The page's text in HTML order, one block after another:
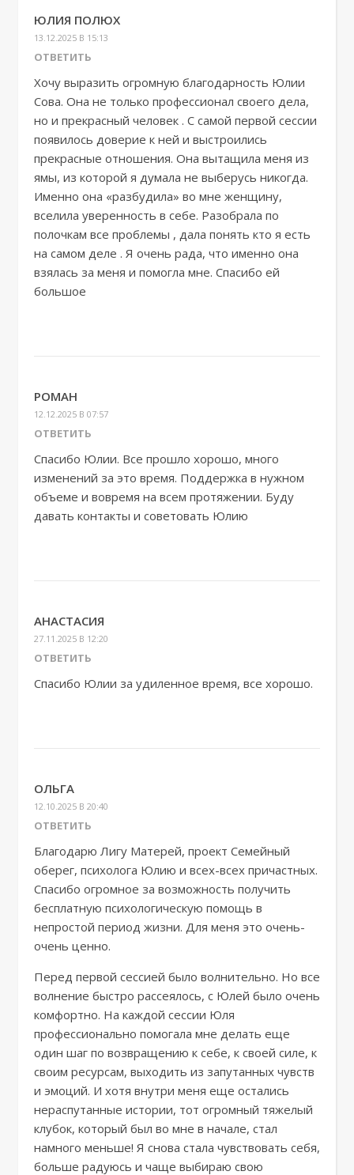
ЮЛИЯ ПОЛЮХ
13.12.2025 В 15:13
ОТВЕТИТЬ
Хочу выразить огромную благодарность Юлии
Сова. Она не только профессионал своего дела,
но и прекрасный человек . С самой первой сессии
появилось доверие к ней и выстроились
прекрасные отношения. Она вытащила меня из
ямы, из которой я думала не выберусь никогда.
Именно она «разбудила» во мне женщину,
вселила уверенность в себе. Разобрала по
полочкам все проблемы , дала понять кто я есть
на самом деле . Я очень рада, что именно она
взялась за меня и помогла мне. Спасибо ей
большое
РОМАН
12.12.2025 В 07:57
ОТВЕТИТЬ
Спасибо Юлии. Все прошло хорошо, много
изменений за это время. Поддержка в нужном
объеме и вовремя на всем протяжении. Буду
давать контакты и советовать Юлию
АНАСТАСИЯ
27.11.2025 В 12:20
ОТВЕТИТЬ
Спасибо Юлии за удиленное время, все хорошо.
ОЛЬГА
12.10.2025 В 20:40
ОТВЕТИТЬ
Благодарю Лигу Матерей, проект Семейный
оберег, психолога Юлию и всех-всех причастных.
Спасибо огромное за возможность получить
бесплатную психологическую помощь в
непростой период жизни. Для меня это очень-
очень ценно.
Перед первой сессией было волнительно. Но все
волнение быстро рассеялось, с Юлей было очень
комфортно. На каждой сессии Юля
профессионально помогала мне делать еще
один шаг по возвращению к себе, к своей силе, к
своим ресурсам, выходить из запутанных чувств
и эмоций. И хотя внутри меня еще остались
нераспутанные истории, тот огромный тяжелый
клубок, который был во мне в начале, стал
намного меньше! Я снова стала чувствовать себя,
больше радуюсь и чаще выбираю свою